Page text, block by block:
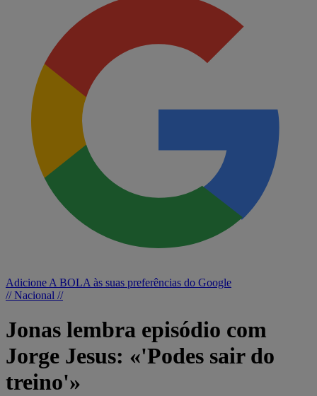
Adicione A BOLA às suas preferências do Google
// Nacional //
Jonas lembra episódio com
Jorge Jesus: «'Podes sair do
treino'»